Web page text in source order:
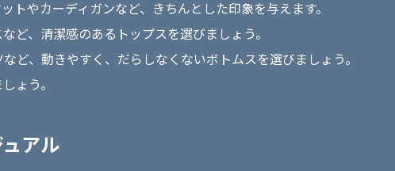
トやカーディガンなど、きちんとした印象を与えます。
ど、清潔感のあるトップスを選びましょう。
ど、動きやすく、だらしなくないボトムスを選びましょう。
ょう。
アル